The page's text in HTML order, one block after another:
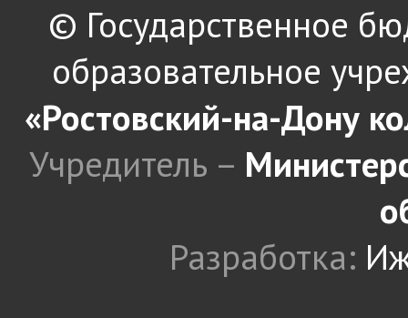
© Государственное
образовательное
«Ростовский-на-Дону
Учредитель –
Разработка: